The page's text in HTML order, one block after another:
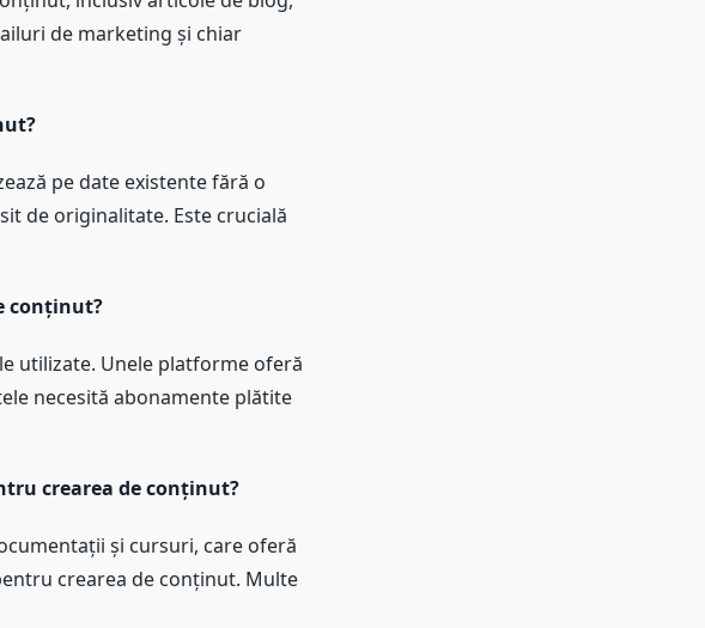
de marketing și chiar
pe date existente fără o
de originalitate. Este crucială
conținut?
utilizate. Unele platforme oferă
necesită abonamente plătite
crearea de conținut?
și cursuri, care oferă
crearea de conținut. Multe